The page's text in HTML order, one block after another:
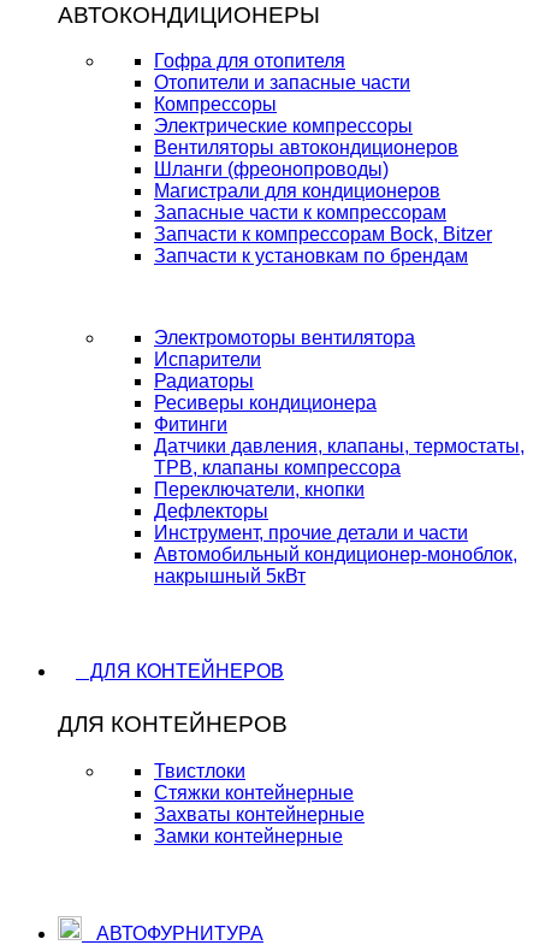
АВТОКОНДИЦИОНЕРЫ
Гофра для отопителя
Отопители и запасные части
Компрессоры
Электрические компрессоры
Вентиляторы автокондиционеров
Шланги (фреонопроводы)
Магистрали для кондиционеров
Запасные части к компрессорам
Запчасти к компрессорам Bock, Bitzer
Запчасти к установкам по брендам
Электромоторы вентилятора
Испарители
Радиаторы
Ресиверы кондиционера
Фитинги
Датчики давления, клапаны, термостаты,
ТРВ, клапаны компрессора
Переключатели, кнопки
Дефлекторы
Инструмент, прочие детали и части
Автомобильный кондиционер-моноблок,
накрышный 5кВт
ДЛЯ КОНТЕЙНЕРОВ
ДЛЯ КОНТЕЙНЕРОВ
Твистлоки
Стяжки контейнерные
Захваты контейнерные
Замки контейнерные
АВТОФУРНИТУРА